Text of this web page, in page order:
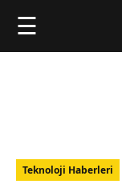
☰
Teknoloji Haberleri